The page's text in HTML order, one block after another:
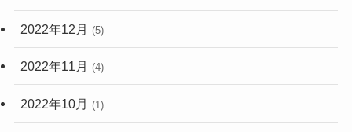
2022年12月 (5)
2022年11月 (4)
2022年10月 (1)